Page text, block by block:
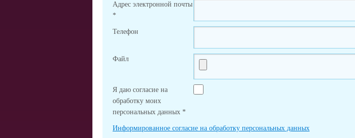
Адрес электронной почты
*
Телефон
Файл
Я даю согласие на
обработку моих
персональных данных *
Информированное согласие на обработку персональных данных